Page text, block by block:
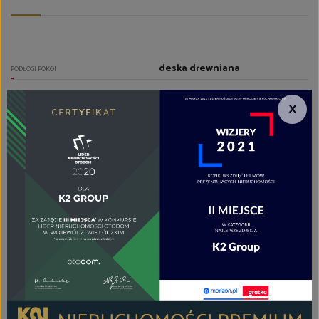
PODŁOGI POKOI deska drewniana
aneks kuchenny
RODZAJ KUCHNI aneks kuchenny
PODŁOGA KUCHNI deska drewniana
zlewozmywak z baterią,
stała zabudowa, płyta
indukcyjna, piekarnik, okap,
lodówko-zamrażarka,,
lodówko/zamrażarka, lodówka,
TYP ŁAZIENKI razem z wc
LICZBA ŁAZIENEK
×